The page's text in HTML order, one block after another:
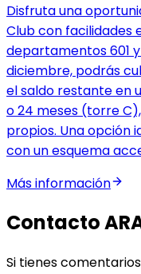
Disfruta una
Club con facilidades
departamentos 601
diciembre, podrás
el saldo restante en
o 24 meses (torre
propios. Una opción
con un esquema
Más información
Contacto
Si tienes